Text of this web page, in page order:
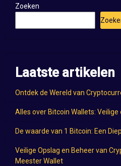
Zoeken
Laatste artikelen
Ontdek de Wereld van
Alles over Bitcoin Wallets:
De waarde van 1 Bitcoin: Een
Veilige Opslag en Beheer van
Meester Wallet